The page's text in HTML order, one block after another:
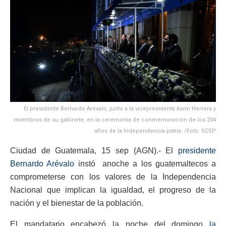
El presidente Bernardo Arévalo, junto a la vicepresidenta Karin Herrera y
miembros de su gabinete, en la ceremonia de conmemoración de los 204
años de la Independencia patria. /Foto: SCSP
Ciudad de Guatemala, 15 sep (AGN).- El presidente
Bernardo Arévalo instó anoche a los guatemaltecos a
comprometerse con los valores de la Independencia
Nacional que implican la igualdad, el progreso de la
nación y el bienestar de la población.
El mandatario encabezó la noche del domingo la